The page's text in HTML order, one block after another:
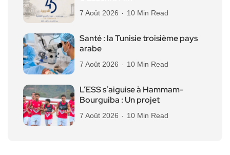
7 Août 2026 10 Min Read
Santé : la Tunisie troisième pays
arabe
7 Août 2026 10 Min Read
L’ESS s’aiguise à Hammam-
Bourguiba : Un projet
7 Août 2026 10 Min Read